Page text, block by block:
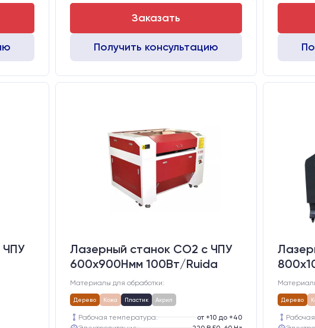
Заказать
Получить консультацию
ЧПУ
Лазерный станок CO2 c ЧПУ
600х900Hмм 100Вт/Ruida
Материалы для обработки:
Дерево Кожа Пластик Акрил
Рабочая температура:
от +10 до +40
Дерево